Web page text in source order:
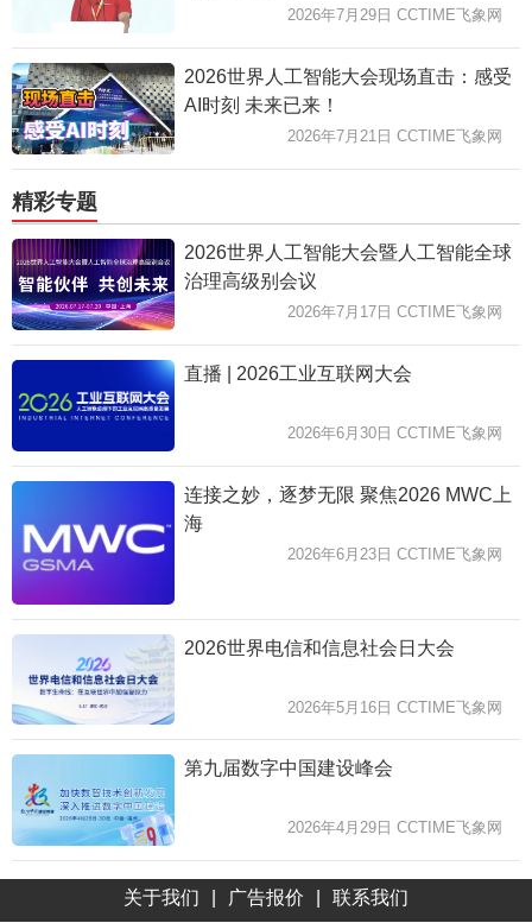
2026年7月29日 CCTIME飞象网
2026世界人工智能大会现场直击：感受
AI时刻 未来已来！
2026年7月21日 CCTIME飞象网
精彩专题
2026世界人工智能大会暨人工智能全球
治理高级别会议
2026年7月17日 CCTIME飞象网
直播 | 2026工业互联网大会
2026年6月30日 CCTIME飞象网
连接之妙，逐梦无限 聚焦2026 MWC上
海
2026年6月23日 CCTIME飞象网
2026世界电信和信息社会日大会
2026年5月16日 CCTIME飞象网
第九届数字中国建设峰会
2026年4月29日 CCTIME飞象网
关于我们 广告报价 联系我们